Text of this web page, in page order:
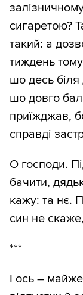
сигаретою?
такий: а
тиждень
шо десь біля
шо довго
приїжджав,
справді
О господи.
бачити,
кажу: та нє.
син не
***
І ось –